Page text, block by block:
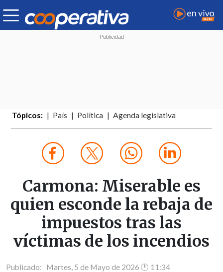
Tópicos: País Política Agenda legislativa
Carmona: Miserable es
quien esconde la rebaja de
impuestos tras las
víctimas de los incendios
Publicado: Martes, 5 de Mayo de 2026 🕐 11:34